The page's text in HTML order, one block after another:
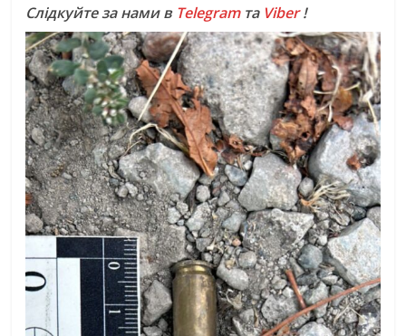
Слідкуйте за нами в Telegramта Viber!